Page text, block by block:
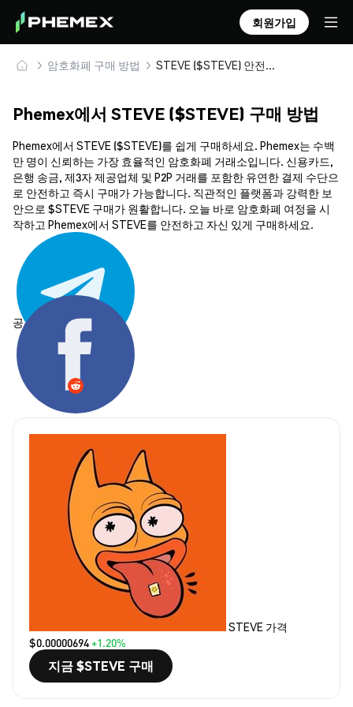
회원가입
암호화폐 구매 방법 STEVE ($STEVE) 안전하게 구매 및 보관
Phemex에서 STEVE ($STEVE) 구매 방법
Phemex에서 STEVE ($STEVE)를 쉽게 구매하세요. Phemex는 수백
만 명이 신뢰하는 가장 효율적인 암호화폐 거래소입니다. 신용카드,
은행 송금, 제3자 제공업체 및 P2P 거래를 포함한 유연한 결제 수단으
로 안전하고 즉시 구매가 가능합니다. 직관적인 플랫폼과 강력한 보
안으로 $STEVE 구매가 원활합니다. 오늘 바로 암호화폐 여정을 시
작하고 Phemex에서 STEVE를 안전하고 자신 있게 구매하세요.
공유하기:
STEVE 가격
$0.00000694+1.20%
지금 $STEVE 구매